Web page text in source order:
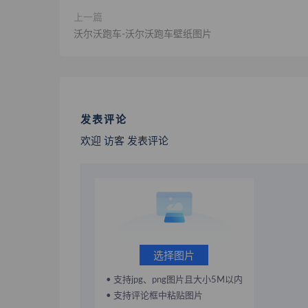
上一篇
沃尔沃跑车-沃尔沃跑车壁纸图片
发表评论
欢迎 访客 发表评论
选择图片
• 支持jpg、png图片且大小5M以内
• 支持评论框中粘贴图片